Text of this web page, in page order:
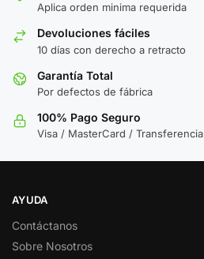
Aplica orden minima requerida
Devoluciones fáciles
10 días con derecho a retracto
Garantía Total
Por defectos de fábrica
100% Pago Seguro
Visa / MasterCard / Transferencia
AYUDA
Contáctanos
Sobre Nosotros